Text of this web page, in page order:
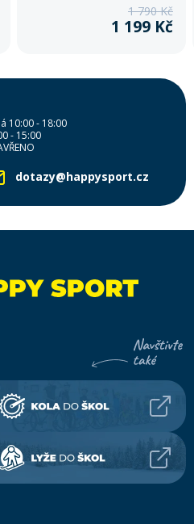
1 790 Kč
1 199 Kč
10:00 - 18:00
- 15:00
dotazy@happysport.cz